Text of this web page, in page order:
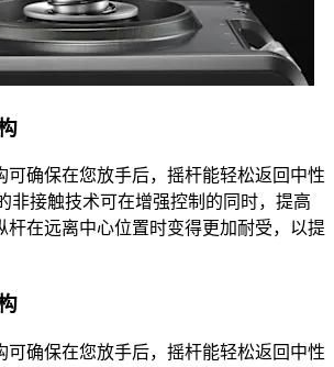
可确保在您放手后，摇杆能轻松返回中性
非接触技术可在增强控制的同时，提高
杆在远离中心位置时变得更加耐受，以提
可确保在您放手后，摇杆能轻松返回中性